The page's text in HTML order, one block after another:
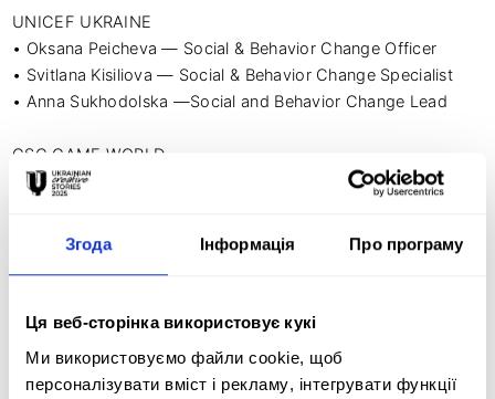
Згода Інформація Про програму
Ця веб-сторінка використовує кукі
Ми використовуємо файли cookie, щоб
персоналізувати вміст і рекламу, інтегрувати функції
UNICEF UKRAINE
• Oksana Peicheva — Social & Behavior Change Officer
• Svitlana Kisiliova — Social & Behavior Change Specialist
• Anna Sukhodolska —Social and Behavior Change Lead
GSC GAME WORLD
• Belema Franklin George — PR manager, Producer of the
• Kyrylo Bykov — VO & Mocap Service Owner
• Oleksii Tarasenko — VO Team Lead
• Denys Abramenko — Lead Sound Designer
• Mariia Grygorovych — Executive Producer/Head of